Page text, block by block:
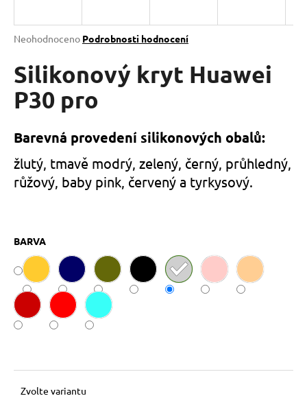
Průměrné
produktu
je
0,0
Neohodnoceno Podrobnosti hodnocení
Silikonový kryt Huawei
P30 pro
Barevná provedení silikonových obalů:
žlutý, tmavě modrý, zelený, černý, průhledný,
růžový, baby pink, červený a tyrkysový.
BARVA
Zvolte variantu
j
t
?
HLEDAT
o
p
o
r
u
č
u
m
e